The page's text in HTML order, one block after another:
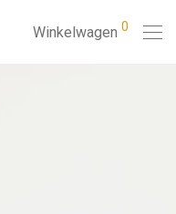
Winkelwagen 0